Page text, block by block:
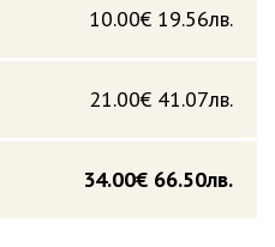
19.56лв.
10.00€
41.07лв.
21.00€
66.50лв.
34.00€